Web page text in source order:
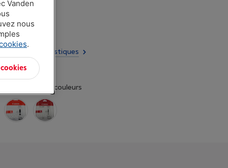
les caractéristiques
dans d'autres couleurs
Vanden
nous
.